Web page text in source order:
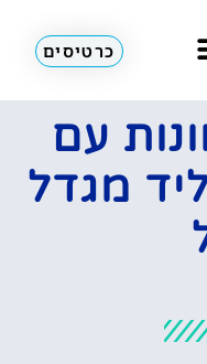
כרטיסים
עם
מגדל